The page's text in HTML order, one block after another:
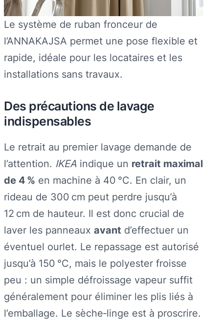
Le système de ruban fronceur de
l’ANNAKAJSA permet une pose flexible et
rapide, idéale pour les locataires et les
installations sans travaux.
Des précautions de lavage
indispensables
Le retrait au premier lavage demande de
l’attention. IKEA indique un retrait maximal
de 4 % en machine à 40 °C. En clair, un
rideau de 300 cm peut perdre jusqu’à
12 cm de hauteur. Il est donc crucial de
laver les panneaux avant d’effectuer un
éventuel ourlet. Le repassage est autorisé
jusqu’à 150 °C, mais le polyester froisse
peu : un simple défroissage vapeur suffit
généralement pour éliminer les plis liés à
l’emballage. Le sèche‑linge est à proscrire.